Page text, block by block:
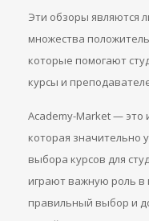
Эти обзоры являются
множества
которые помогают
курсы и
Academy-Market —
которая значительно
выбора курсов для
играют важную роль в
правильный выбор и